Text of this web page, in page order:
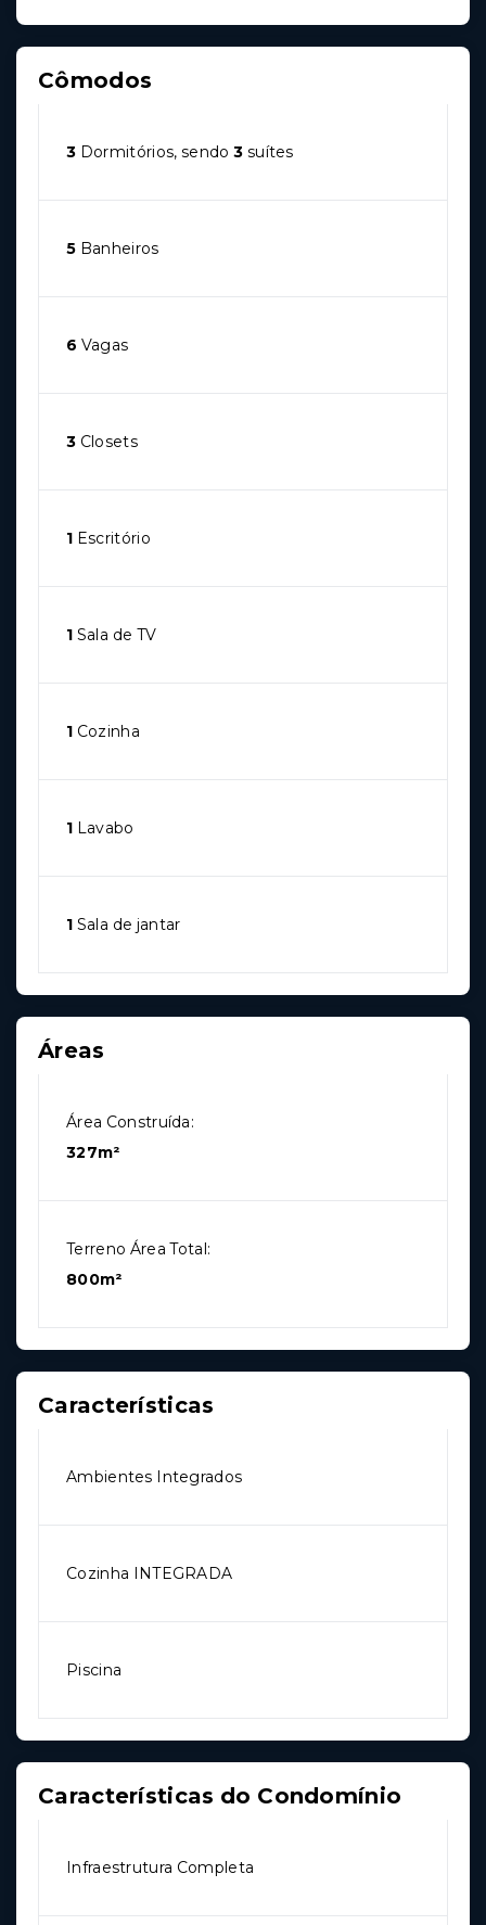
Cômodos
3 Dormitórios, sendo3 suítes
5 Banheiros
6 Vagas
3 Closets
1 Escritório
1 Sala de TV
1 Cozinha
1 Lavabo
1 Sala de jantar
Áreas
Área Construída:
327m²
Terreno Área Total:
800m²
Características
Ambientes Integrados
Cozinha INTEGRADA
Piscina
Características do Condomínio
Infraestrutura Completa